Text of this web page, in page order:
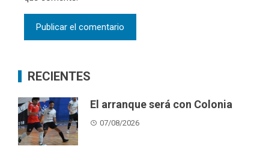
RECIENTES
El arranque será con Colonia
07/08/2026